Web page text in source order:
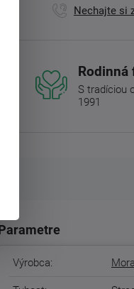
Nechajte si
Rodinná
S tradíciou
1991
Parametre
Výrobca: